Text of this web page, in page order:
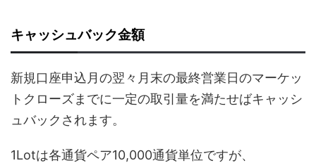
キャッシュバック金額
新規口座申込月の翌々月末の最終営業日のマーケッ
トクローズまでに一定の取引量を満たせばキャッシ
ュバックされます。
1Lotは各通貨ペア10,000通貨単位ですが、